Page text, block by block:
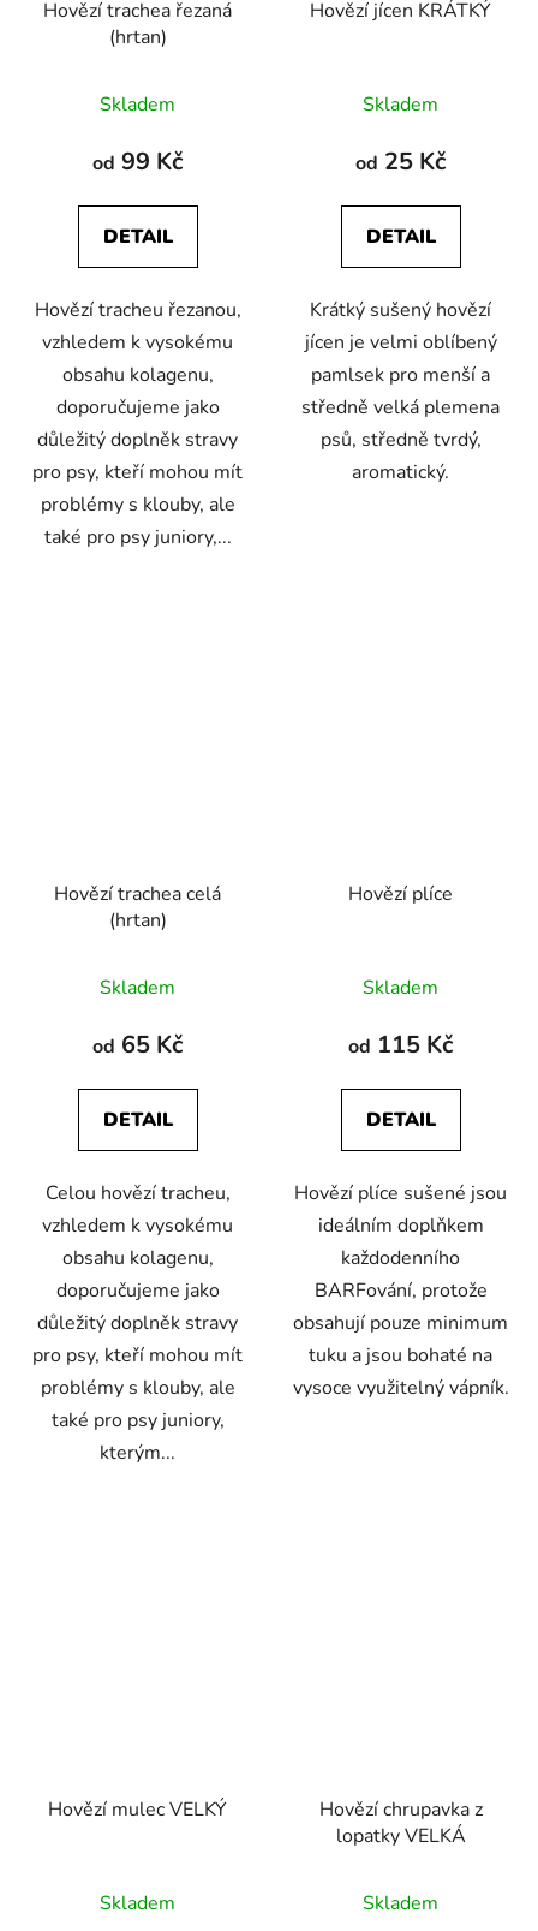
Hovězí trachea řezaná
(hrtan)
hodnocení
produktu
5,0
z
hvězdiček.
Skladem
od 99 Kč
DETAIL
Hovězí tracheu řezanou,
vzhledem k vysokému
obsahu kolagenu,
doporučujeme jako
důležitý doplněk stravy
pro psy, kteří mohou mít
problémy s klouby, ale
také pro psy juniory,...
Hovězí jícen KRÁTKÝ
hodnocení
produktu
5,0
z
hvězdiček.
Skladem
od 25 Kč
DETAIL
Krátký sušený hovězí
jícen je velmi oblíbený
pamlsek pro menší a
středně velká plemena
psů, středně tvrdý,
aromatický.
Hovězí trachea celá
(hrtan)
hodnocení
produktu
5,0
z
hvězdiček.
Skladem
od 65 Kč
DETAIL
Celou hovězí tracheu,
vzhledem k vysokému
obsahu kolagenu,
doporučujeme jako
důležitý doplněk stravy
pro psy, kteří mohou mít
problémy s klouby, ale
také pro psy juniory,
kterým...
Hovězí plíce
hodnocení
produktu
4,9
z
hvězdiček.
Skladem
od 115 Kč
DETAIL
Hovězí plíce sušené jsou
ideálním doplňkem
každodenního
BARFování, protože
obsahují pouze minimum
tuku a jsou bohaté na
vysoce využitelný vápník.
Hovězí mulec VELKÝ
hodnocení
Skladem
Hovězí chrupavka z
lopatky VELKÁ
hodnocení
Skladem